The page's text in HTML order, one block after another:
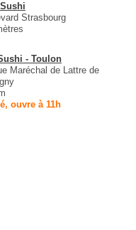
Strasbourg
- Toulon
Maréchal de Lattre de
ouvre à 11h